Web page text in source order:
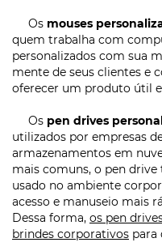
Os mouses
quem trabalha com
personalizados com sua
mente de seus clientes e
oferecer um produto útil
Os pen drives
utilizados por empresas
armazenamentos em
mais comuns, o pen
usado no ambiente
acesso e manuseio mais
Dessa forma, os pen
brindes corporativos para